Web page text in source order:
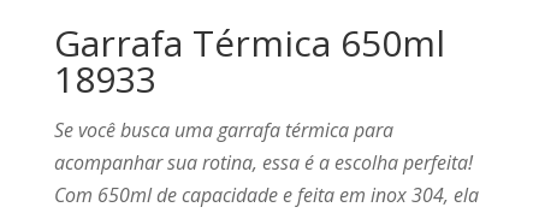
Garrafa Térmica 650ml
18933
Se você busca uma garrafa térmica para
acompanhar sua rotina, essa é a escolha perfeita!
Com 650ml de capacidade e feita em inox 304, ela